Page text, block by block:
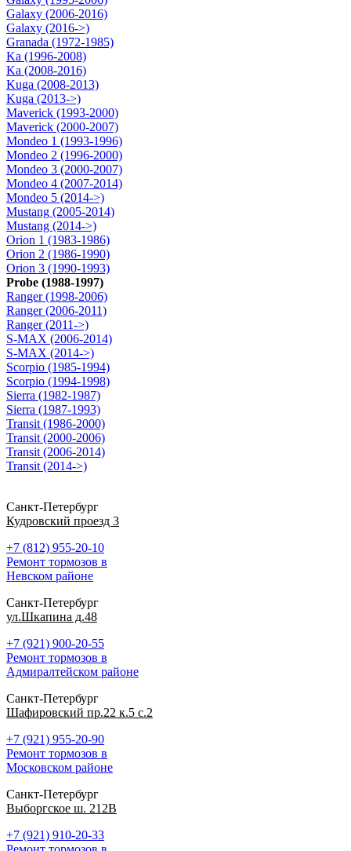
Galaxy (2006-2016)
Galaxy (2016->)
Granada (1972-1985)
Ka (1996-2008)
Ka (2008-2016)
Kuga (2008-2013)
Kuga (2013->)
Maverick (1993-2000)
Maverick (2000-2007)
Mondeo 1 (1993-1996)
Mondeo 2 (1996-2000)
Mondeo 3 (2000-2007)
Mondeo 4 (2007-2014)
Mondeo 5 (2014->)
Mustang (2005-2014)
Mustang (2014->)
Orion 1 (1983-1986)
Orion 2 (1986-1990)
Orion 3 (1990-1993)
Probe (1988-1997)
Ranger (1998-2006)
Ranger (2006-2011)
Ranger (2011->)
S-MAX (2006-2014)
S-MAX (2014->)
Scorpio (1985-1994)
Scorpio (1994-1998)
Sierra (1982-1987)
Sierra (1987-1993)
Transit (1986-2000)
Transit (2000-2006)
Transit (2006-2014)
Transit (2014->)
Санкт-Петербург
Кудровский проезд 3
+7 (812) 955-20-10
Ремонт тормозов в
Невском районе
Санкт-Петербург
ул.Шкапина д.48
+7 (921) 900-20-55
Ремонт тормозов в
Адмиралтейском районе
Санкт-Петербург
Шафировский пр.22 к.5 с.2
+7 (921) 955-20-90
Ремонт тормозов в
Московском районе
Санкт-Петербург
Выборгское ш. 212В
+7 (921) 910-20-33